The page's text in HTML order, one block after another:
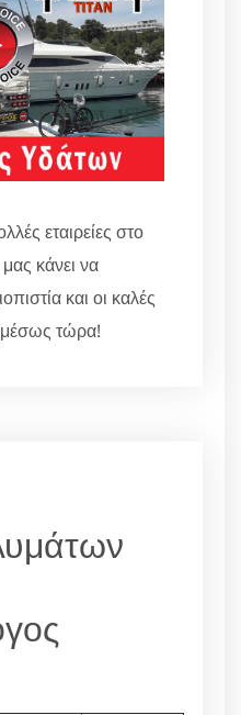
εταιρείες στο
κάνει να
και οι καλές
τώρα!